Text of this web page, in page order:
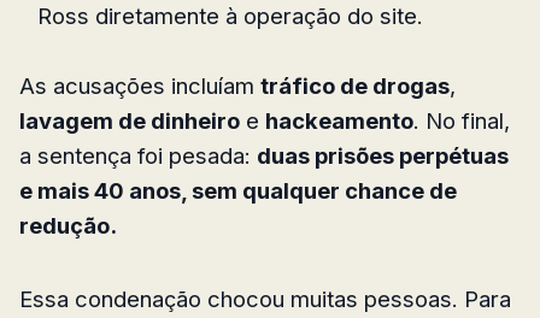
Ross diretamente à operação do site.
As acusações incluíam tráfico de drogas,
lavagem de dinheiro e hackeamento. No final,
a sentença foi pesada: duas prisões perpétuas
e mais 40 anos, sem qualquer chance de
redução.
Essa condenação chocou muitas pessoas. Para